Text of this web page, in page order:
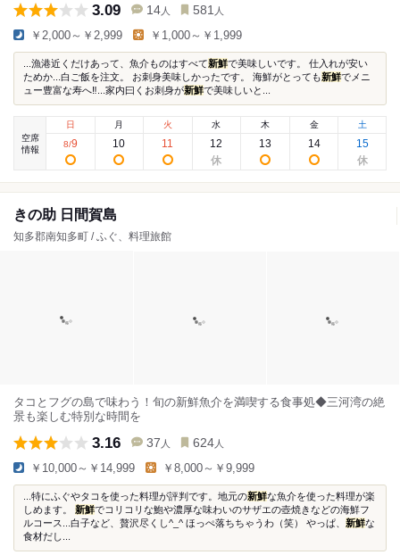
3.09 14 人 581 人
￥2,000～￥2,999 ￥1,000～￥1,999
...漁港近くだけあって、魚介ものはすべて新鮮で美味しいです。 仕入れが安い
ためか...白ご飯を注文。 お刺身美味しかったです。 海鮮がとっても新鮮でメニ
ュー豊富な寿へ‼️...家内曰くお刺身が新鮮で美味しいと...
空席
情報
日
8/9
月
10
火
11
水
12
木
13
金
14
土
15
きの助 日間賀島
知多郡南知多町 / ふぐ、料理旅館
タコとフグの島で味わう！旬の新鮮魚介を満喫する食事処◆三河湾の絶
景も楽しむ特別な時間を
3.16 37 人 624 人
￥10,000～￥14,999 ￥8,000～￥9,999
...特にふぐやタコを使った料理が評判です。地元の新鮮な魚介を使った料理が楽
しめます。 新鮮でコリコリな鮑や濃厚な味わいのサザエの壺焼きなどの海鮮フ
ルコース...白子など、贅沢尽くし^_^ ほっぺ落ちちゃうわ（笑） やっぱ、 新鮮な
食材だし...